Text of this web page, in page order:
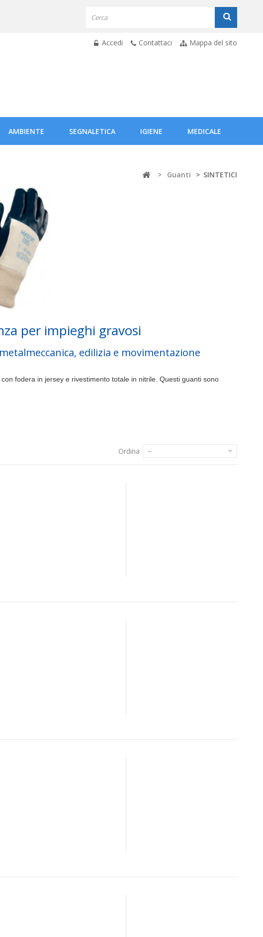
Accedi Contattaci Mappa del sito
AMBIENTE SEGNALETICA IGIENE MEDICALE
> Guanti > SINTETICI
per impieghi gravosi
edilizia e movimentazione
fodera in jersey e rivestimento totale in nitrile. Questi guanti sono
Ordina --